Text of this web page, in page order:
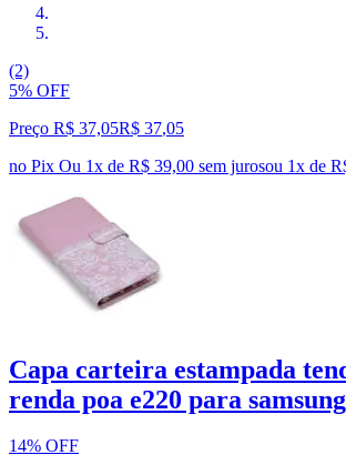
(2)
5% OFF
Preço R$ 37,05R$ 37,05
no Pix Ou 1x de R$ 39,00 sem jurosou 1x de
Capa carteira estampada
renda poa e220 para
14% OFF